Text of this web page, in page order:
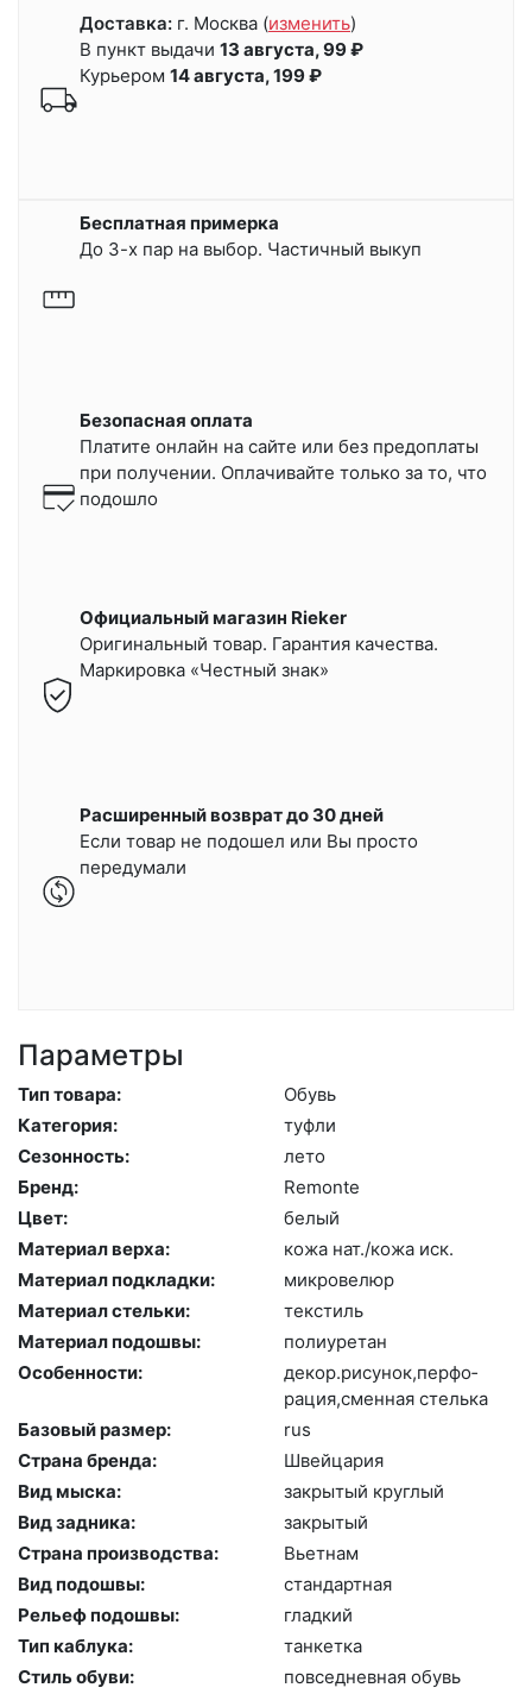
Доставка: г. Москва (изменить)
В пункт выдачи 13 августа, 99 ₽
Курьером 14 августа, 199 ₽
Бесплатная примерка
До 3-х пар на выбор. Частичный выкуп
Безопасная оплата
Платите онлайн на сайте или без предоплаты
при получении. Оплачивайте только за то, что
подошло
Официальный магазин Rieker
Оригинальный товар. Гарантия качества.
Маркировка «Честный знак»
Расширенный возврат до 30 дней
Если товар не подошел или Вы просто
передумали
Параметры
Тип товара:
Обувь
Категория:
туф­ли
Сезонность:
ле­то
Бренд:
Re­mon­te
Цвет:
бе­лый
Материал верха:
ко­жа нат./ко­жа иск.
Материал подкладки:
мик­ро­велюр
Материал стельки:
текс­тиль
Материал подошвы:
по­ли­уре­тан
Особенности:
де­кор.ри­сунок,пер­фо­
рация,смен­ная стель­ка
Базовый размер:
rus
Страна бренда:
Швей­ца­рия
Вид мыска:
зак­ры­тый круг­лый
Вид задника:
зак­ры­тый
Страна производства:
Вь­ет­нам
Вид подошвы:
стан­дарт­ная
Рельеф подошвы:
глад­кий
Тип каблука:
тан­кетка
Стиль обуви:
пов­седнев­ная обувь